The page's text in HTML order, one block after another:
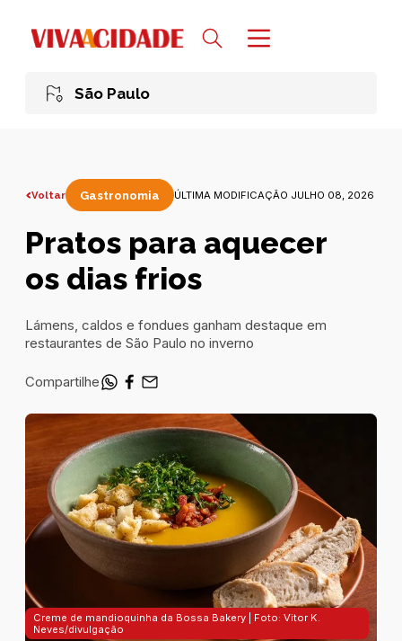
São Paulo
Voltar Gastronomia ÚLTIMA MODIFICAÇÃO JULHO 08, 2026
Pratos para aquecer
os dias frios
Lámens, caldos e fondues ganham destaque em
restaurantes de São Paulo no inverno
Compartilhe
Creme de mandioquinha da Bossa Bakery | Foto: Vitor K.
Neves/divulgação